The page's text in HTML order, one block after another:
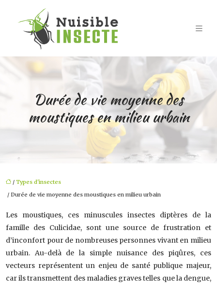
Durée de vie moyenne des
moustiques en milieu urbain
/ Types d'insectes
/ Durée de vie moyenne des moustiques en milieu urbain
Les moustiques, ces minuscules insectes diptères de la
famille des Culicidae, sont une source de frustration et
d’inconfort pour de nombreuses personnes vivant en milieu
urbain. Au-delà de la simple nuisance des piqûres, ces
vecteurs représentent un enjeu de santé publique majeur,
car ils transmettent des maladies graves telles que la dengue,